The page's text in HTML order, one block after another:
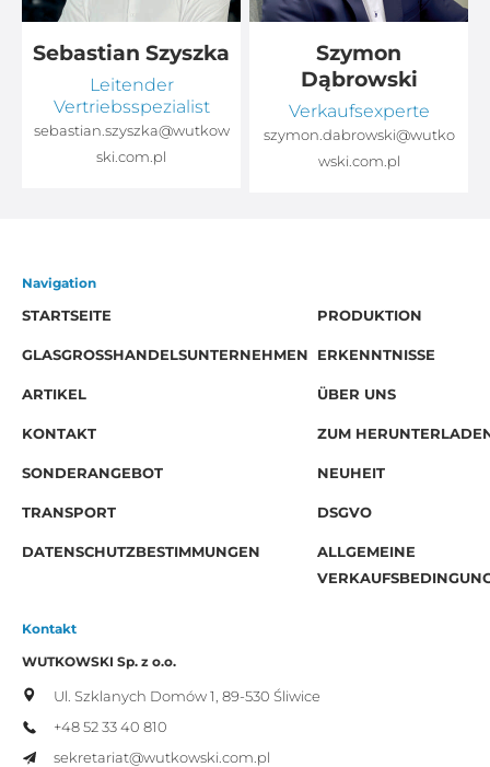
Sebastian Szyszka
Leitender
Vertriebsspezialist
sebastian.szyszka@wutkow
ski.com.pl
Szymon
Dąbrowski
Verkaufsexperte
szymon.dabrowski@wutko
wski.com.pl
Navigation
STARTSEITE
PRODUKTION
GLASGROSSHANDELSUNTERNEHMEN ERKENNTNISSE
ARTIKEL ÜBER UNS
KONTAKT ZUM
SONDERANGEBOT NEUHEIT
TRANSPORT DSGVO
DATENSCHUTZBESTIMMUNGEN
ALLGEMEINE
Kontakt
WUTKOWSKI Sp. z o.o.
Ul. Szklanych Domów 1, 89-530 Śliwice
+48 52 33 40 810
sekretariat@wutkowski.com.pl